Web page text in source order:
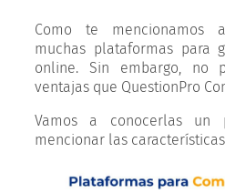
Como te mencionamos
muchas plataformas para
online. Sin embargo, no
ventajas que QuestionPro
Vamos a conocerlas un
mencionar las